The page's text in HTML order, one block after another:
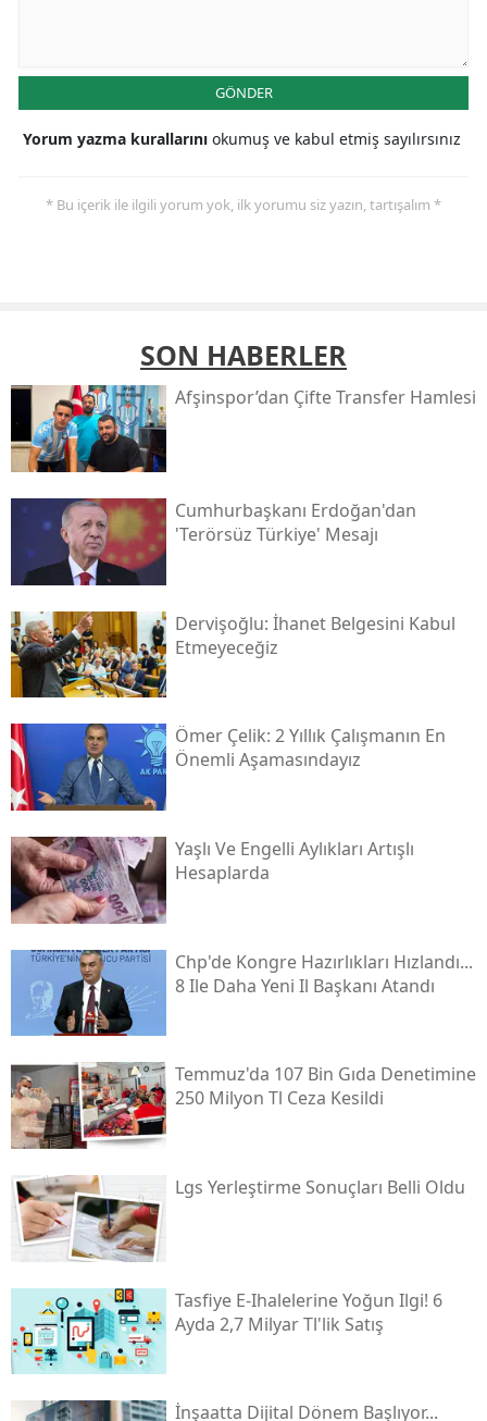
GÖNDER
Yorum yazma kurallarını okumuş ve kabul etmiş sayılırsınız
* Bu içerik ile ilgili yorum yok, ilk yorumu siz yazın, tartışalım *
SON HABERLER
Afşinspor’dan Çifte Transfer Hamlesi
Cumhurbaşkanı Erdoğan'dan
'terörsüz Türkiye' Mesajı
Dervişoğlu: İhanet Belgesini Kabul
Etmeyeceğiz
Ömer Çelik: 2 Yıllık Çalışmanın En
Önemli Aşamasındayız
Yaşlı Ve Engelli Aylıkları Artışlı
Hesaplarda
Chp'de Kongre Hazırlıkları Hızlandı...
8 Ile Daha Yeni Il Başkanı Atandı
Temmuz'da 107 Bin Gıda Denetimine
250 Milyon Tl Ceza Kesildi
Lgs Yerleştirme Sonuçları Belli Oldu
Tasfiye E-Ihalelerine Yoğun Ilgi! 6
Ayda 2,7 Milyar Tl'lik Satış
İnşaatta Dijital Dönem Başlıyor...